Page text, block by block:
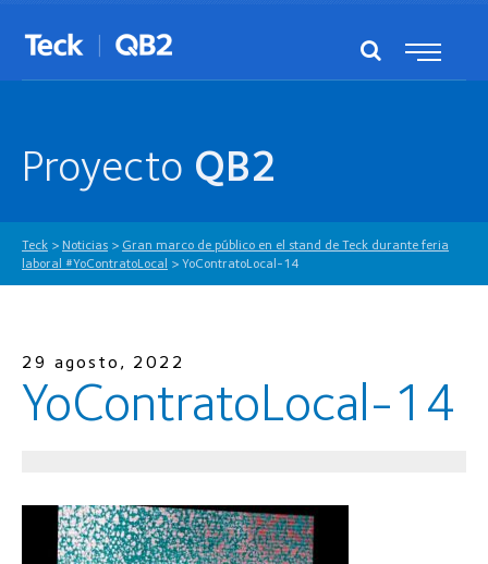
Proyecto QB2
Teck > Noticias > Gran marco de público en el stand de Teck durante feria
laboral #YoContratoLocal > YoContratoLocal-14
29 agosto, 2022
YoContratoLocal-14